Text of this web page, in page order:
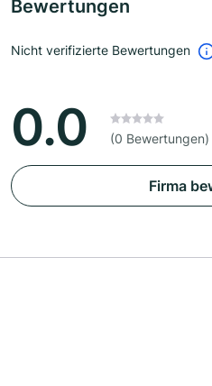
Bewertungen
Nicht verifizierte Bewertungen
0.0 (0 Bewertungen)
Firma